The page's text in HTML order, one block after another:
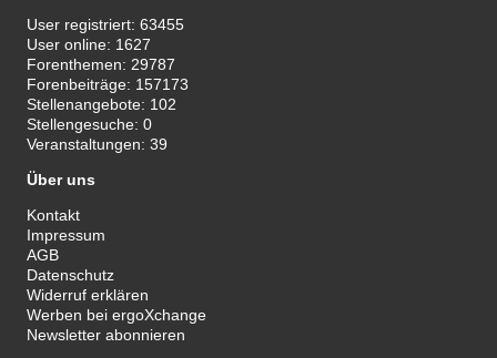
User registriert:63455
User online: 1627
Forenthemen: 29787
Forenbeiträge: 157173
Stellenangebote: 102
Stellengesuche:0
Veranstaltungen:39
Über uns
Kontakt
Impressum
AGB
Datenschutz
Widerruf erklären
Werben bei ergoXchange
Newsletter abonnieren